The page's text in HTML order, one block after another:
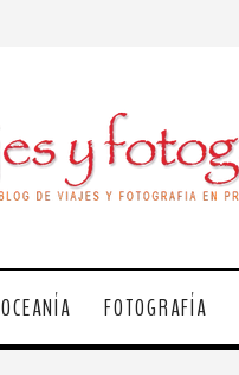
OCEANÍA FOTOGRAFÍA